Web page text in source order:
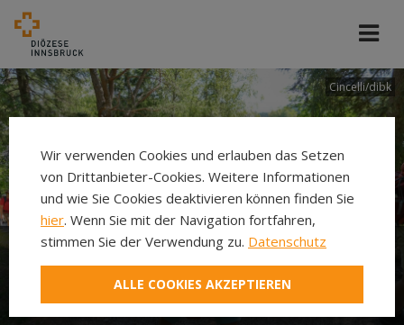
Cincelli/dibk
Neuer Pilgerweg Via
Laudato si’
Wir verwenden Cookies und erlauben das Setzen
von Drittanbieter-Cookies. Weitere Informationen
und wie Sie Cookies deaktivieren können finden Sie
hier. Wenn Sie mit der Navigation fortfahren,
stimmen Sie der Verwendung zu. Datenschutz
ALLE COOKIES AKZEPTIEREN